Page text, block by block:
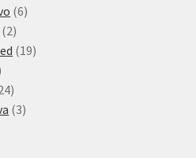
66
22
produkty
1919
24
produktů
33